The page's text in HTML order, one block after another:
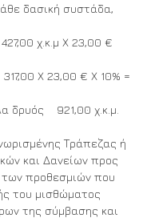
δασική συστάδα,
χ.κ.μ Χ 23,00 €
Χ 23,00 € Χ 10% =
921,00 χ.κ.μ.
Τράπεζας ή
και Δανείων προς
των προθεσμιών που
του μισθώματος
της σύμβασης και